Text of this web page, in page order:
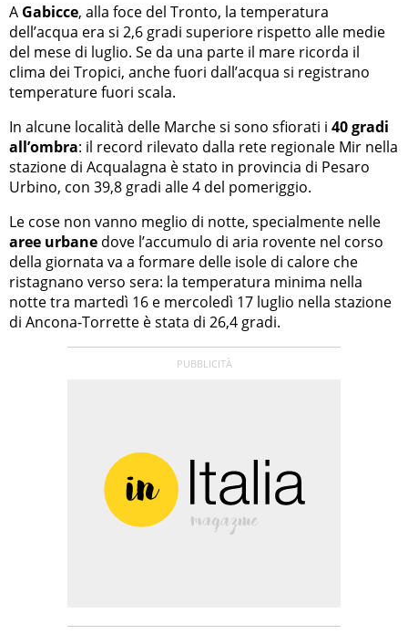
A Gabicce, alla foce del Tronto, la temperatura
dell’acqua era si 2,6 gradi superiore rispetto alle medie
del mese di luglio. Se da una parte il mare ricorda il
clima dei Tropici, anche fuori dall’acqua si registrano
temperature fuori scala.
In alcune località delle Marche si sono sfiorati i 40 gradi
all’ombra: il record rilevato dalla rete regionale Mir nella
stazione di Acqualagna è stato in provincia di Pesaro
Urbino, con 39,8 gradi alle 4 del pomeriggio.
Le cose non vanno meglio di notte, specialmente nelle
aree urbane dove l’accumulo di aria rovente nel corso
della giornata va a formare delle isole di calore che
ristagnano verso sera: la temperatura minima nella
notte tra martedì 16 e mercoledì 17 luglio nella stazione
di Ancona-Torrette è stata di 26,4 gradi.